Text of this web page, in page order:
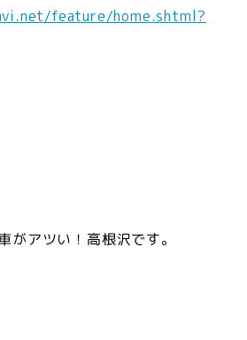
feature/home.shtml?
がアツい！高根沢です。